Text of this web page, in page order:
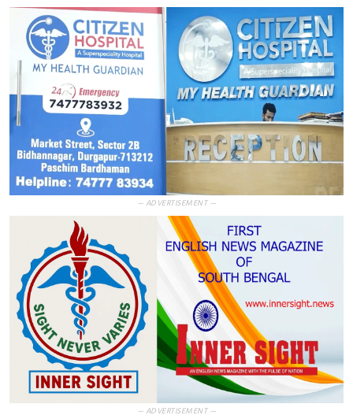
— ADVERTISEMENT —
— ADVERTISEMENT —